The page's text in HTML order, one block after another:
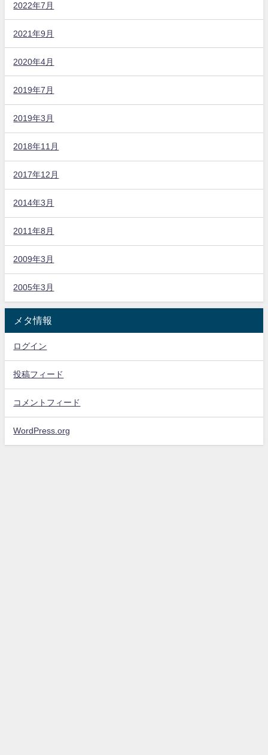
2022年7月
2021年9月
2020年4月
2019年7月
2019年3月
2018年11月
2017年12月
2014年3月
2011年8月
2009年3月
2005年3月
メタ情報
ログイン
投稿フィード
コメントフィード
WordPress.org